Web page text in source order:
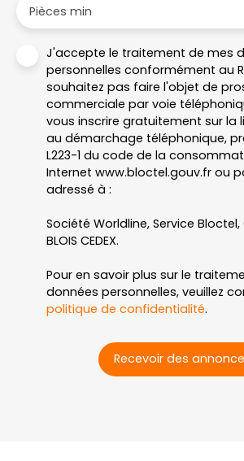
Pièces min
J'accepte le traitement de mes
personnelles conformément au
souhaitez pas faire l'objet de
commerciale par voie
vous inscrire gratuitement sur la
au démarchage téléphonique,
L223-1 du code de la
Internet www.bloctel.gouv.fr ou
adressé à :
Société Worldline, Service Bloctel,
BLOIS CEDEX.
Pour en savoir plus sur le
données personnelles, veuillez
politique de confidentialité.
Recevoir des